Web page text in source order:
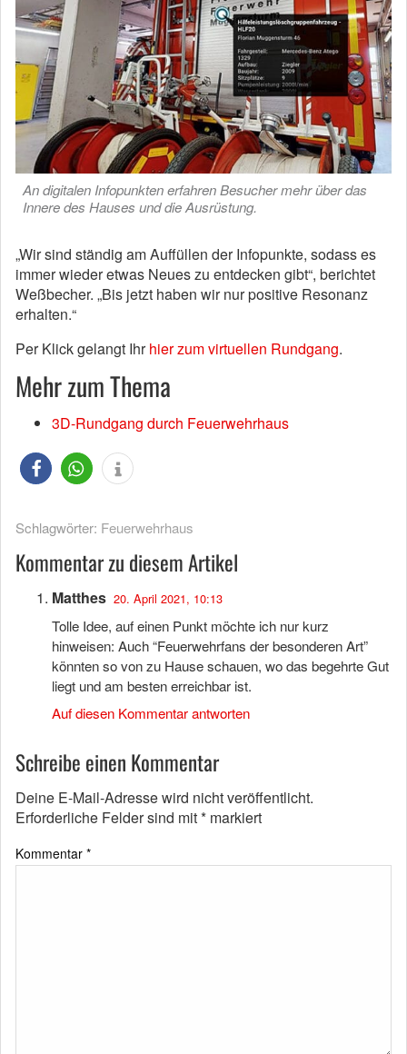
An digitalen Infopunkten erfahren Besucher mehr über das
Innere des Hauses und die Ausrüstung.
„Wir sind ständig am Auffüllen der Infopunkte, sodass es
immer wieder etwas Neues zu entdecken gibt“, berichtet
Weßbecher. „Bis jetzt haben wir nur positive Resonanz
erhalten.“
Per Klick gelangt Ihrhier zum virtuellen Rundgang.
Mehr zum Thema
3D-Rundgang durch Feuerwehrhaus
Schlagwörter: Feuerwehrhaus
Kommentar zu diesem Artikel
Matthes 20. April 2021, 10:13
Tolle Idee, auf einen Punkt möchte ich nur kurz
hinweisen: Auch “Feuerwehrfans der besonderen Art”
könnten so von zu Hause schauen, wo das begehrte Gut
liegt und am besten erreichbar ist.
Auf diesen Kommentar antworten
Schreibe einen Kommentar
Deine E-Mail-Adresse wird nicht veröffentlicht.
Erforderliche Felder sind mit* markiert
Kommentar *